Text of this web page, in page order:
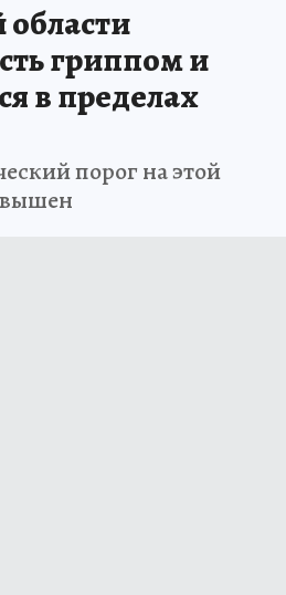
области
гриппом и
в пределах
порог на этой